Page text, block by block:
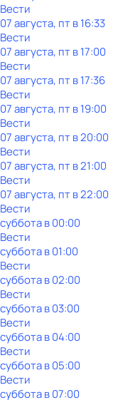
Вести
07 августа, пт в 16:33
Вести
07 августа, пт в 17:00
Вести
07 августа, пт в 17:36
Вести
07 августа, пт в 19:00
Вести
07 августа, пт в 20:00
Вести
07 августа, пт в 21:00
Вести
07 августа, пт в 22:00
Вести
субботав00:00
Вести
субботав01:00
Вести
субботав02:00
Вести
субботав03:00
Вести
субботав04:00
Вести
субботав05:00
Вести
субботав07:00